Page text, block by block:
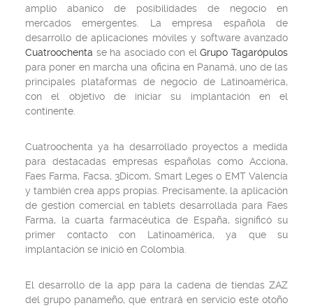
amplio abanico de posibilidades de negocio en
mercados emergentes. La empresa española de
desarrollo de aplicaciones móviles y software avanzado
Cuatroochenta se ha asociado con elGrupo Tagarópulos
para poner en marcha una oficina en Panamá, uno de las
principales plataformas de negocio de Latinoamérica,
con el objetivo de iniciar su implantación en el
continente.
Cuatroochenta ya ha desarrollado proyectos a medida
para destacadas empresas españolas como Acciona,
Faes Farma, Facsa, 3Dicom, Smart Leges o EMT Valencia
y también crea apps propias. Precisamente, la aplicación
de gestión comercial en tablets desarrollada para Faes
Farma, la cuarta farmacéutica de España, significó su
primer contacto con Latinoamérica, ya que su
implantación se inició en Colombia.
El desarrollo de la app para la cadena de tiendas ZAZ
del grupo panameño, que entrará en servicio este otoño